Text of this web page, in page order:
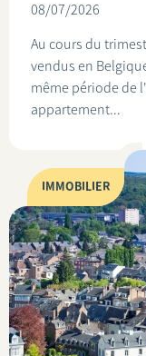
08/07/2026
Au cours du
vendus en
même période de
appartement...
IMMOBILIER